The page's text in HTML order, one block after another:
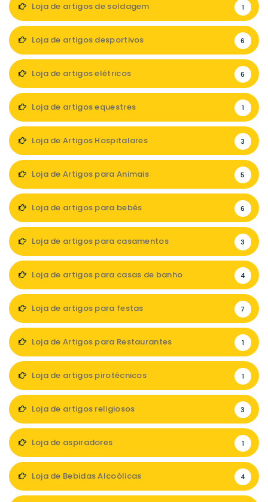
Loja de artigos de soldagem 1
Loja de artigos desportivos 6
Loja de artigos elétricos 6
Loja de artigos equestres 1
Loja de Artigos Hospitalares 3
Loja de Artigos para Animais 5
Loja de artigos para bebés 6
Loja de artigos para casamentos 3
Loja de artigos para casas de banho 4
Loja de artigos para festas 7
Loja de Artigos para Restaurantes 1
Loja de artigos pirotécnicos 1
Loja de artigos religiosos 3
Loja de aspiradores 1
Loja de Bebidas Alcoólicas 4